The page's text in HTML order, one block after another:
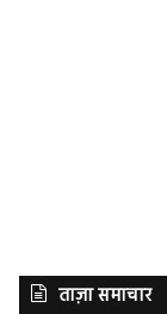
ताज़ा समाचार